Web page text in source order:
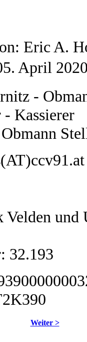
Eric A.
April
-
- Kassierer
Velden und
32.193
Weiter >